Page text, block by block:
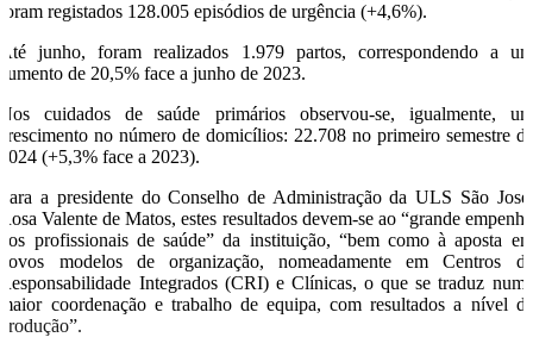
foram registados 128.005 episódios de urgência (+4,6%).
Até junho, foram realizados 1.979 partos, correspondendo a um
aumento de 20,5% face a junho de 2023.
Nos cuidados de saúde primários observou-se, igualmente, um
crescimento no número de domicílios: 22.708 no primeiro semestre de
2024 (+5,3% face a 2023).
Para a presidente do Conselho de Administração da ULS São José,
Rosa Valente de Matos, estes resultados devem-se ao “grande empenho
dos profissionais de saúde” da instituição, “bem como à aposta em
novos modelos de organização, nomeadamente em Centros de
Responsabilidade Integrados (CRI) e Clínicas, o que se traduz numa
maior coordenação e trabalho de equipa, com resultados a nível da
produção”.